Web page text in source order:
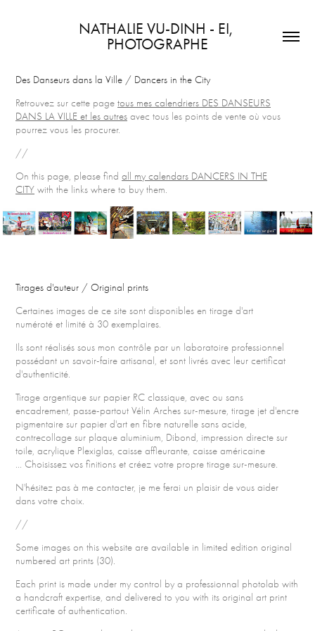
NATHALIE VU-DINH - EI,
PHOTOGRAPHE
Des Danseurs dans la Ville / Dancers in the City
Retrouvez sur cette pagetous mes calendriers DES DANSEURS
DANS LA VILLE et les autres avec tous les points de vente où vous
pourrez vous les procurer.
//
On this page, please findall my calendars DANCERS IN THE
CITY with the links where to buy them.
Tirages d'auteur / Original prints
Certaines images de ce site sont disponibles en tirage d'art
numéroté et limité à 30 exemplaires.
Ils sont réalisés sous mon contrôle par un laboratoire professionnel
possédant un savoir-faire artisanal, et sont livrés avec leur certificat
d'authenticité.
Tirage argentique sur papier RC classique, avec ou sans
encadrement, passe-partout Vélin Arches sur-mesure, tirage jet d'encre
pigmentaire sur papier d'art en fibre naturelle sans acide,
contrecollage sur plaque aluminium, Dibond, impression directe sur
toile, acrylique Plexiglas, caisse affleurante, caisse américaine
... Choisissez vos finitions et créez votre propre tirage sur-mesure.
N'hésitez pas à me contacter, je me ferai un plaisir de vous aider
dans votre choix.
//
Some images on this website are available in limited edition original
numbered art prints (30).
Each print is made under my control by a professionnal photolab with
a handcraft expertise, and delivered to you with its original art print
certificate of authentication.